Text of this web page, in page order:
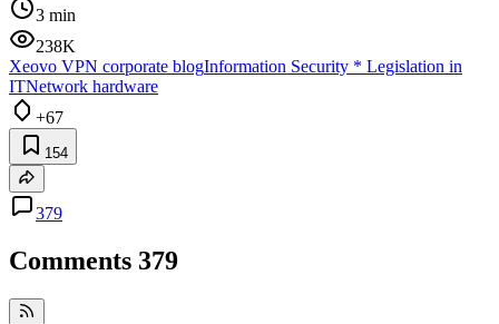
3 min
238K
Xeovo VPN corporate blogInformation Security * Legislation in
ITNetwork hardware
+67
154
379
Comments 379